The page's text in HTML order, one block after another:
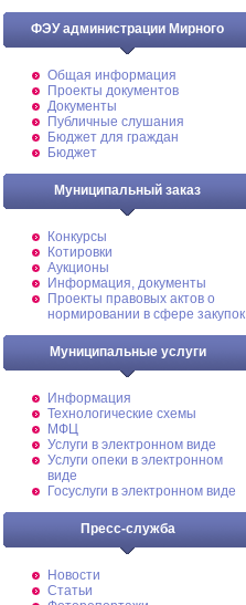
ФЭУ администрации Мирного
Общая информация
Проекты документов
Документы
Публичные слушания
Бюджет для граждан
Бюджет
Муниципальный заказ
Конкурсы
Котировки
Аукционы
Информация, документы
Проекты правовых актов о
нормировании в сфере закупок
Муниципальные услуги
Информация
Технологические схемы
МФЦ
Услуги в электронном виде
Услуги опеки в электронном
виде
Госуслуги в электронном виде
Пресс-служба
Новости
Статьи